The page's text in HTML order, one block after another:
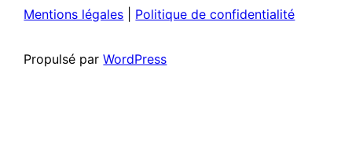
Mentions légales Politique de confidentialité
Propulsé parWordPress